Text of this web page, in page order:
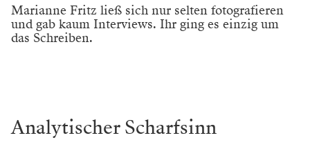
Marianne Fritz ließ sich nur selten fotografieren
und gab kaum Interviews. Ihr ging es einzig um
das Schreiben.
Analytischer Scharfsinn